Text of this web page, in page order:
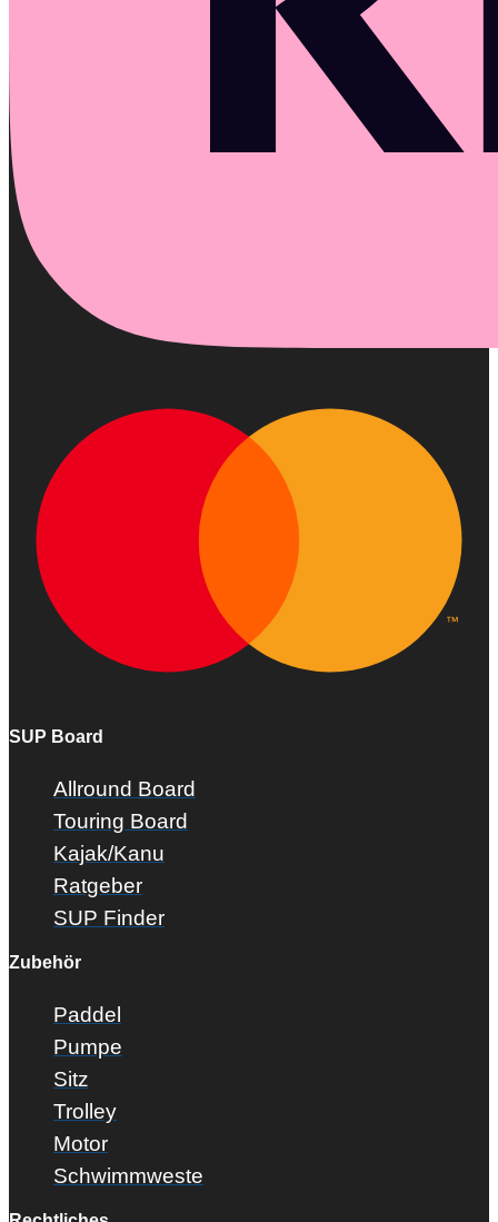
SUP Board
Allround Board
Touring Board
Kajak/Kanu
Ratgeber
SUP Finder
Zubehör
Paddel
Pumpe
Sitz
Trolley
Motor
Schwimmweste